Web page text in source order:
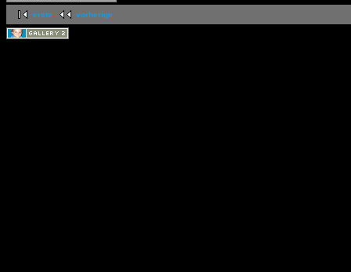
erste vorherige